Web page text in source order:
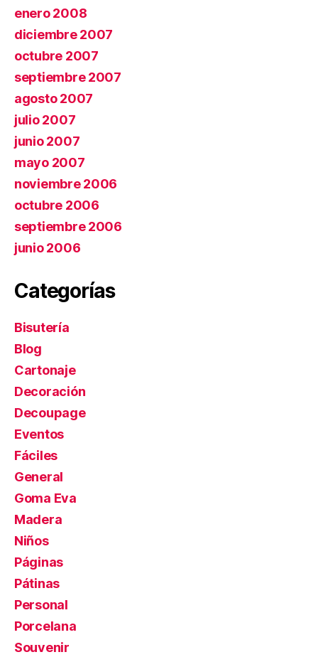
enero 2008
diciembre 2007
octubre 2007
septiembre 2007
agosto 2007
julio 2007
junio 2007
mayo 2007
noviembre 2006
octubre 2006
septiembre 2006
junio 2006
Categorías
Bisutería
Blog
Cartonaje
Decoración
Decoupage
Eventos
Fáciles
General
Goma Eva
Madera
Niños
Páginas
Pátinas
Personal
Porcelana
Souvenir